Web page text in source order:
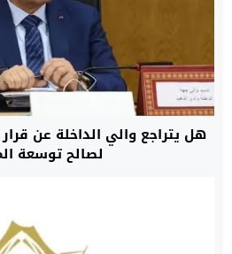
هل يتراجع والي الداخلة عن
لصالح توسعة